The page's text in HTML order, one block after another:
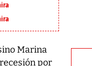
Marina
por